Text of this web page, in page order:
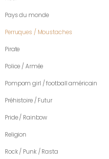
Pays du monde
Perruques / Moustaches
Pirate
Police / Armée
Pompom girl / football américain
Préhistoire / Futur
Pride / Rainbow
Religion
Rock / Punk / Rasta